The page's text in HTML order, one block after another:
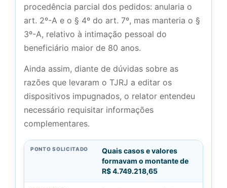
procedência parcial dos pedidos: anularia o
art. 2º-A e o § 4º do art. 7º, mas manteria o §
3º-A, relativo à intimação pessoal do
beneficiário maior de 80 anos.
Ainda assim, diante de dúvidas sobre as
razões que levaram o TJRJ a editar os
dispositivos impugnados, o relator entendeu
necessário requisitar informações
complementares.
Quais casos e valores
formavam o montante de
R$ 4.749.218,65